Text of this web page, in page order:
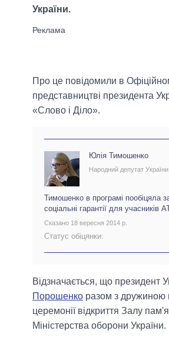
України.
Про це повідомили в
представництві президента
«Слово і Діло».
Юлія Тимошенко
Народний депутат України
Тимошенко в програмі пообіцяла
соціальні гарантії для учасників
Сказано 18 вересня 2014 р.
Статус обіцянки:
Відзначається, що президент
Порошенко разом з дружиною
церемонії відкриття Залу
Міністерства оборони України.